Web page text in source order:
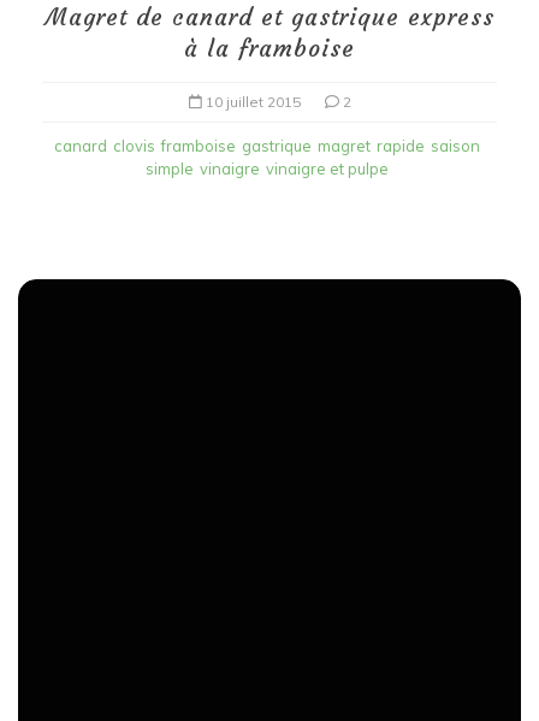
Magret de canard et gastrique express
à la framboise
10 juillet 2015 2
canard clovis framboise gastrique magret rapide saison
simple vinaigre vinaigre et pulpe